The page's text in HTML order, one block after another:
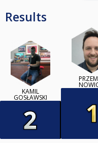
Results
KAMIL
GOSŁAWSKI